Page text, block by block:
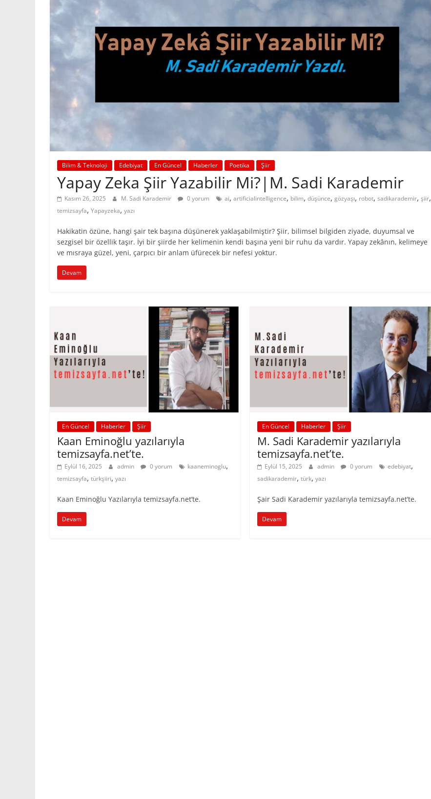
Bilim & Teknoloji Edebiyat En Güncel Haberler Poetika Şiir
Yapay Zeka Şiir Yazabilir Mi?|M. Sadi Karademir
Kasım 26, 2025 M. Sadi Karademir 0 yorum ai, artificialintelligence, bilim, düşünce, gözyaşı, robot, sadikarademir, şiir,
temizsayfa, Yapayzeka, yazı
Hakikatin özüne, hangi şair tek başına düşünerek yaklaşabilmiştir? Şiir, bilimsel bilgiden ziyade, duyumsal ve
sezgisel bir özellik taşır. İyi bir şiirde her kelimenin kendi başına yeni bir ruhu da vardır. Yapay zekânın, kelimeye
ve mısraya güzel, yeni, çarpıcı bir anlam üfürecek bir nefesi yoktur.
Devam
En Güncel Haberler Şiir
Kaan Eminoğlu yazılarıyla
temizsayfa.net’te.
Eylül 16, 2025 admin 0 yorum kaaneminoglu,
temizsayfa, türkşiiri, yazı
Kaan Eminoğlu Yazılarıyla temizsayfa.net’te.
Devam
En Güncel Haberler Şiir
M. Sadi Karademir yazılarıyla
temizsayfa.net’te.
Eylül 15, 2025 admin 0 yorum edebiyat,
sadikarademir,türk,yazı
Şair Sadi Karademir yazılarıyla temizsayfa.net’te.
Devam